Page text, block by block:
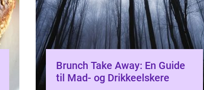
Brunch Take Away: En Guide
til Mad- og Drikkeelskere